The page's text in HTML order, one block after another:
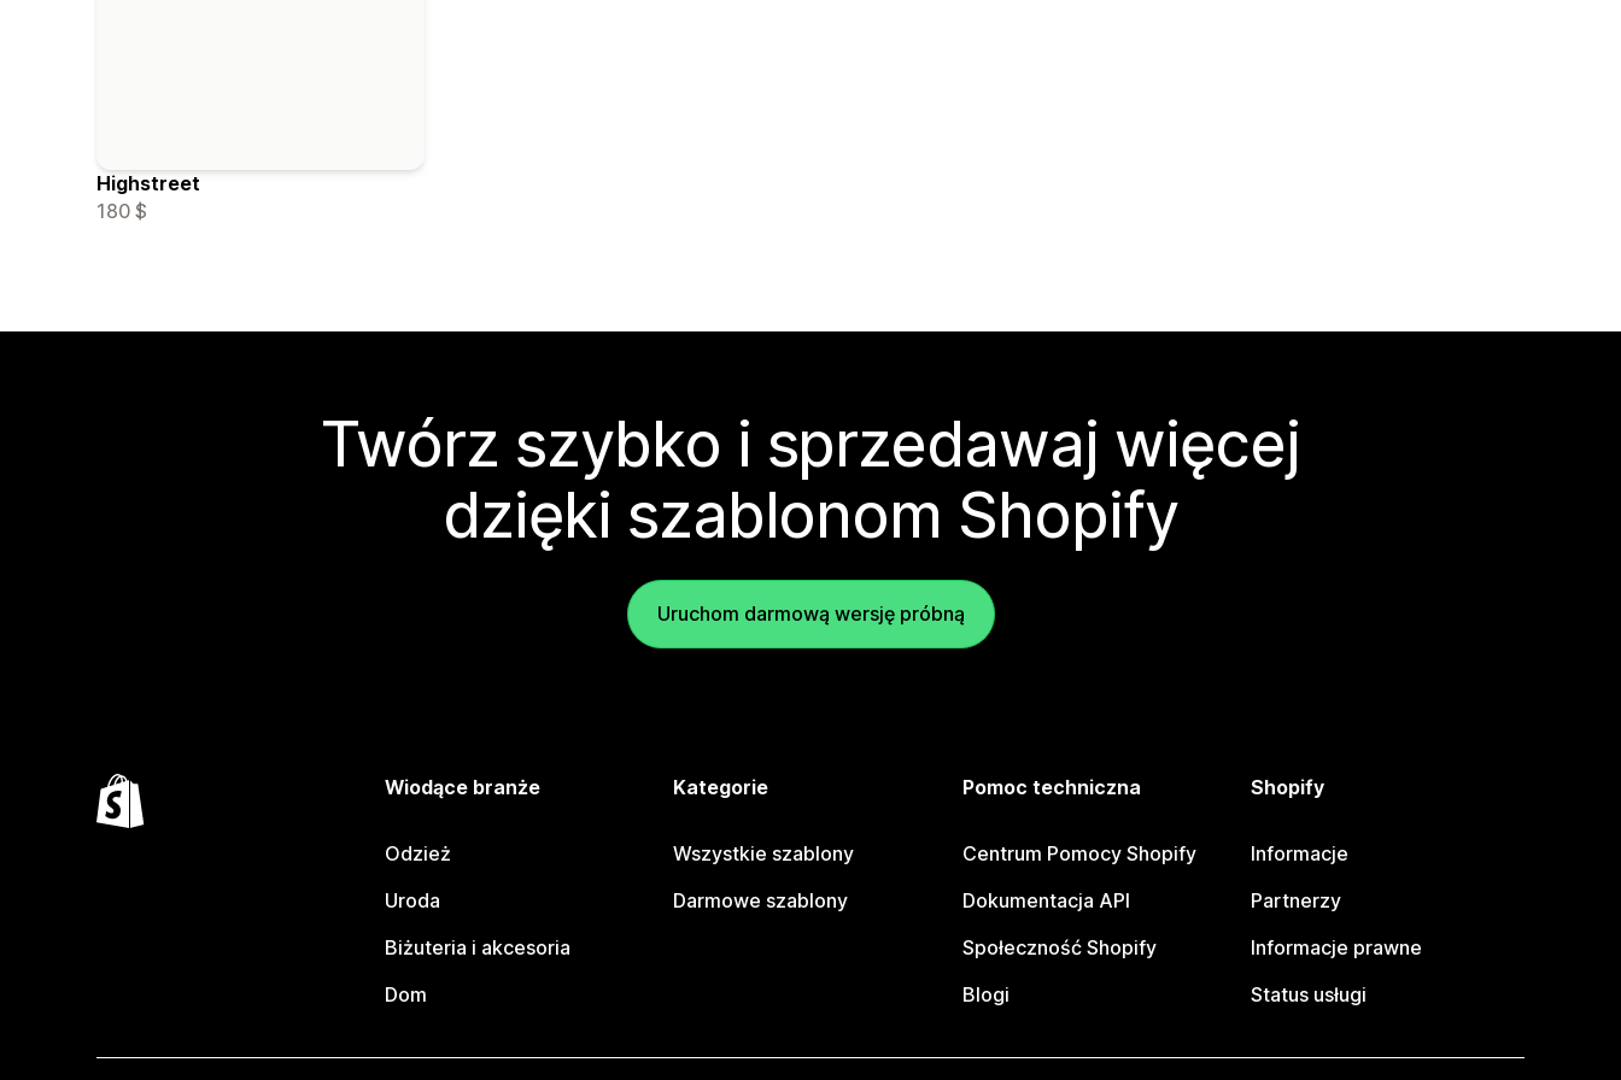
Highstreet
180 $
Twórz szybko i sprzedawaj więcej
dzięki szablonom Shopify
Uruchom darmową wersję próbną
Wiodące branże
Odzież
Uroda
Biżuteria i akcesoria
Dom
Kategorie
Wszystkie szablony
Darmowe szablony
Pomoc techniczna
Centrum Pomocy Shopify
Dokumentacja API
Społeczność Shopify
Blogi
Shopify
Informacje
Partnerzy
Informacje prawne
Status usługi